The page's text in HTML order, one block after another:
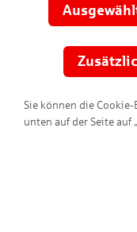
Übertragung
Sie können die
unten auf der Seite auf